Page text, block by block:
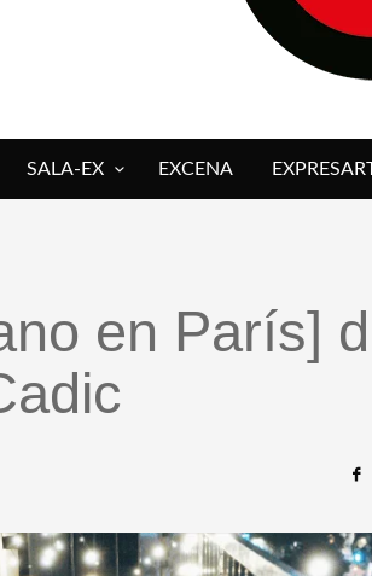
MARSHALL FLASH PRESENTA EN
JOFRE BARDAGÍ EN EXVITA
SALA-EX EXCENA
en París]